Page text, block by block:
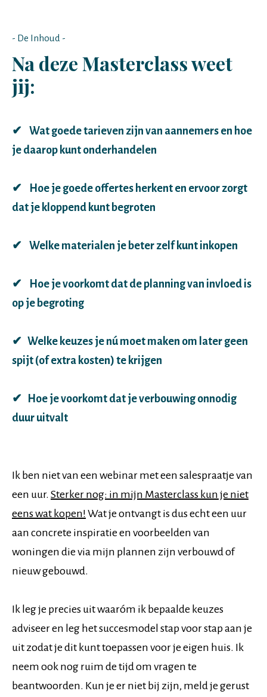
- De Inhoud -
Na deze Masterclass weet
jij:
✔ Wat goede tarieven zijn van aannemers en hoe
je daarop kunt onderhandelen
✔
Hoe je goede offertes herkent en ervoor zorgt
dat je kloppend kunt begroten
✔ Welke materialen je beter zelf kunt inkopen
✔ Hoe je voorkomt dat de planning van invloed is
op je begroting
✔ Welke keuzes je nú moet maken om later geen
spijt (of extra kosten) te krijgen
✔ Hoe je voorkomt dat je verbouwing onnodig
duur uitvalt
Ik ben niet van een webinar met een salespraatje van
een uur. Sterker nog: in mijn Masterclass kun je niet
eens wat kopen! Wat je ontvangt is dus echt een uur
aan concrete inspiratie en voorbeelden van
woningen die via mijn plannen zijn verbouwd of
nieuw gebouwd.
Ik leg je precies uit waaróm ik bepaalde keuzes
adviseer en leg het succesmodel stap voor stap aan je
uit zodat je dit kunt toepassen voor je eigen huis. Ik
neem ook nog ruim de tijd om vragen te
beantwoorden. Kun je er niet bij zijn, meld je gerust